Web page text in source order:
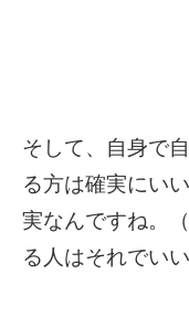
そして、自身で
る方は確実にい
実なんですね。
る人はそれでい